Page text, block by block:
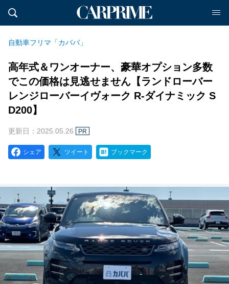
自動車フリマ「カババ」
高年式＆ワンオーナー、豪華オプション多数
でこの価格は見逃せません【ランドローバー
レンジローバーイヴォーク R-ダイナミック S
D200】
更新日：2025.05.26 PR
シェア ツイート ブックマーク